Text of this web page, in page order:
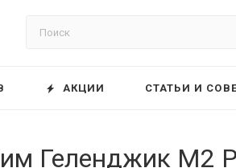
АКЦИИ СТАТЬИ И
Геленджик М2